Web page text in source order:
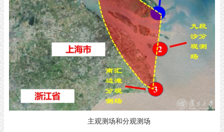
主观测场和分观测场